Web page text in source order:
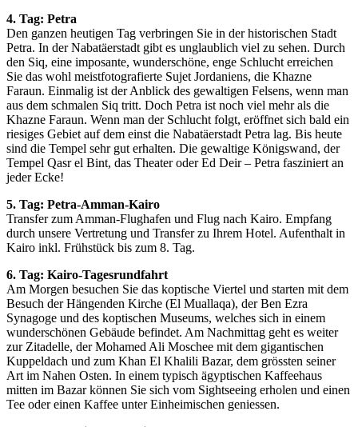
4. Tag: Petra
Den ganzen heutigen Tag verbringen Sie in der historischen Stadt
Petra. In der Nabatäerstadt gibt es unglaublich viel zu sehen. Durch
den Siq, eine imposante, wunderschöne, enge Schlucht erreichen
Sie das wohl meistfotografierte Sujet Jordaniens, die Khazne
Faraun. Einmalig ist der Anblick des gewaltigen Felsens, wenn man
aus dem schmalen Siq tritt. Doch Petra ist noch viel mehr als die
Khazne Faraun. Wenn man der Schlucht folgt, eröffnet sich bald ein
riesiges Gebiet auf dem einst die Nabatäerstadt Petra lag. Bis heute
sind die Tempel sehr gut erhalten. Die gewaltige Königswand, der
Tempel Qasr el Bint, das Theater oder Ed Deir – Petra fasziniert an
jeder Ecke!
5. Tag: Petra-Amman-Kairo
Transfer zum Amman-Flughafen und Flug nach Kairo. Empfang
durch unsere Vertretung und Transfer zu Ihrem Hotel. Aufenthalt in
Kairo inkl. Frühstück bis zum 8. Tag.
6. Tag: Kairo-Tagesrundfahrt
Am Morgen besuchen Sie das koptische Viertel und starten mit dem
Besuch der Hängenden Kirche (El Muallaqa), der Ben Ezra
Synagoge und des koptischen Museums, welches sich in einem
wunderschönen Gebäude befindet. Am Nachmittag geht es weiter
zur Zitadelle, der Mohamed Ali Moschee mit dem gigantischen
Kuppeldach und zum Khan El Khalili Bazar, dem grössten seiner
Art im Nahen Osten. In einem typisch ägyptischen Kaffeehaus
mitten im Bazar können Sie sich vom Sightseeing erholen und einen
Tee oder einen Kaffee unter Einheimischen geniessen.